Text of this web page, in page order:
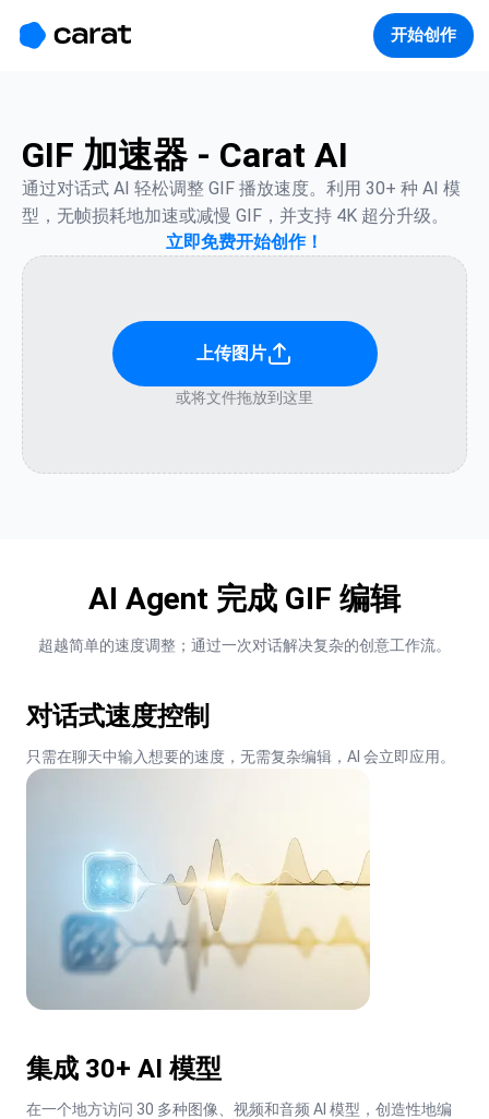
开始创作
GIF 加速器 - Carat AI
通过对话式 AI 轻松调整 GIF 播放速度。利用 30+ 种 AI 模
型，无帧损耗地加速或减慢 GIF，并支持 4K 超分升级。
立即免费开始创作！
上传图片
或将文件拖放到这里
AI Agent 完成 GIF 编辑
超越简单的速度调整；通过一次对话解决复杂的创意工作流。
对话式速度控制
只需在聊天中输入想要的速度，无需复杂编辑，AI 会立即应用。
集成 30+ AI 模型
在一个地方访问 30 多种图像、视频和音频 AI 模型，创造性地编